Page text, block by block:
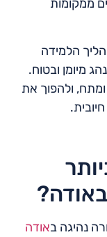
ממקומות
הלמידה
מיומן ובטוח.
ולהפוך את
נהיגה באודה